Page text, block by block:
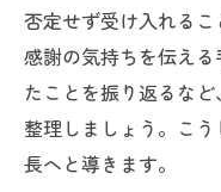
否定せず受け入れる
感謝の気持ちを伝え
たことを振り返るな
整理しましょう。こ
長へと導きます。